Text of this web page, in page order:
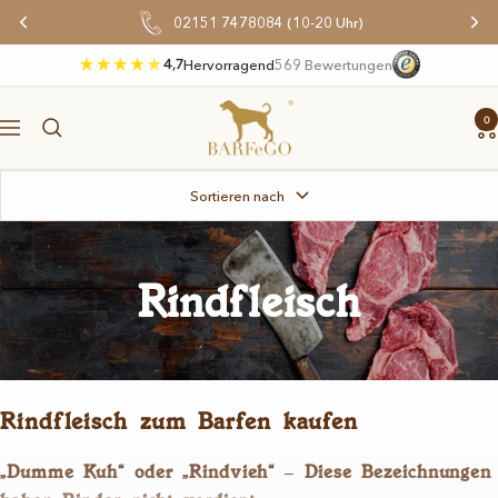
02151 7478084 (10-20 Uhr)
4,7Hervorragend569 Bewertungen
Navigation
BARFeGO® 0
Sortieren nach
Rindfleisch
Rindfleisch zum Barfen kaufen
„Dumme Kuh“ oder „Rindvieh“ – Diese Bezeichnungen